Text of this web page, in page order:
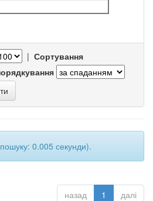
| Сортування
0.005 секунди).
назад 1 далі